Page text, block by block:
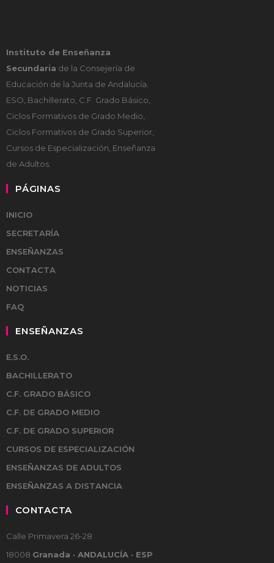
Instituto de Enseñanza
Secundaria de la Consejería de
Educación de la Junta de Andalucía.
ESO, Bachillerato, C.F. Grado Básico,
Ciclos Formativos de Grado Medio,
Ciclos Formativos de Grado Superior,
Cursos de Especialización, Enseñanza
de Adultos.
PÁGINAS
INICIO
SECRETARÍA
ENSEÑANZAS
CONTACTA
NOTICIAS
FAQ
ENSEÑANZAS
E.S.O.
BACHILLERATO
C.F. GRADO BÁSICO
C.F. DE GRADO MEDIO
C.F. DE GRADO SUPERIOR
CURSOS DE ESPECIALIZACIÓN
ENSEÑANZAS DE ADULTOS
ENSEÑANZAS A DISTANCIA
CONTACTA
Calle Primavera 26-28
18008 Granada · ANDALUCÍA · ESP